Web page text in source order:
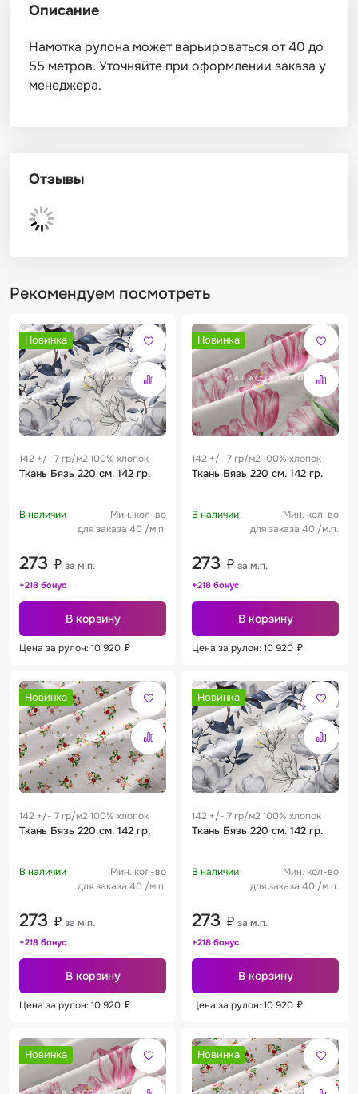
Описание
Намотка рулона может варьироваться от 40 до
55 метров. Уточняйте при оформлении заказа у
менеджера.
Отзывы
Рекомендуем посмотреть
Новинка
142 +/- 7 гр/м2 100% хлопок
Ткань Бязь 220 см. 142 гр.
В наличии
Мин. кол-во
для заказа 40 /м.п.
273 ₽ за м.п.
+218 бонус
В корзину
Цена за рулон: 10 920 ₽
Новинка
142 +/- 7 гр/м2 100% хлопок
Ткань Бязь 220 см. 142 гр.
В наличии
Мин. кол-во
для заказа 40 /м.п.
273 ₽ за м.п.
+218 бонус
В корзину
Цена за рулон: 10 920 ₽
Новинка
142 +/- 7 гр/м2 100% хлопок
Ткань Бязь 220 см. 142 гр.
В наличии
Мин. кол-во
для заказа 40 /м.п.
273 ₽ за м.п.
+218 бонус
В корзину
Цена за рулон: 10 920 ₽
Новинка
142 +/- 7 гр/м2 100% хлопок
Ткань Бязь 220 см. 142 гр.
В наличии
Мин. кол-во
для заказа 40 /м.п.
273 ₽ за м.п.
+218 бонус
В корзину
Цена за рулон: 10 920 ₽
Новинка Новинка